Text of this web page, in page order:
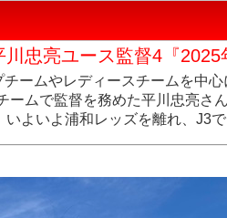
川忠亮ユース監督4『2025
チームやレディースチームを中
ームで監督を務めた平川忠亮さ
よいよ浦和レッズを離れ、J3